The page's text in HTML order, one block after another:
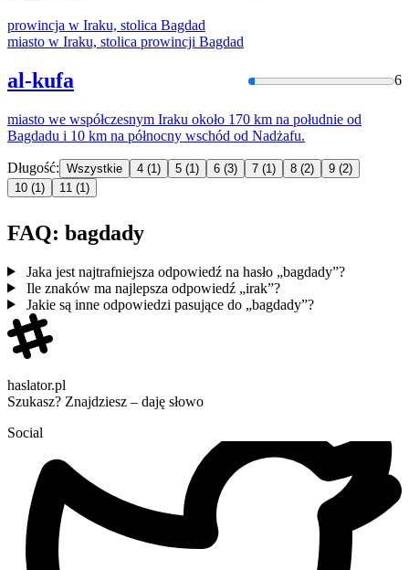
prowincja w Iraku, stolica Bagdad
miasto w Iraku, stolica prowincji Bagdad
al-kufa 6
miasto we współczesnym Iraku około 170 km na południe od
Bagdadu i 10 km na północny wschód od Nadżafu.
Długość: Wszystkie 4 (1) 5 (1) 6 (3) 7 (1) 8 (2) 9 (2)
10 (1) 11 (1)
FAQ: bagdady
Jaka jest najtrafniejsza odpowiedź na hasło „bagdady”?
Ile znaków ma najlepsza odpowiedź „irak”?
Jakie są inne odpowiedzi pasujące do „bagdady”?
haslator.pl
Szukasz? Znajdziesz – daję słowo
Social